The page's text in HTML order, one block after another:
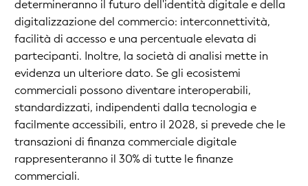
determineranno il futuro dell'identità digitale e della
digitalizzazione del commercio: interconnettività,
facilità di accesso e una percentuale elevata di
partecipanti. Inoltre, la società di analisi mette in
evidenza un ulteriore dato. Se gli ecosistemi
commerciali possono diventare interoperabili,
standardizzati, indipendenti dalla tecnologia e
facilmente accessibili, entro il 2028, si prevede che le
transazioni di finanza commerciale digitale
rappresenteranno il 30% di tutte le finanze
commerciali.